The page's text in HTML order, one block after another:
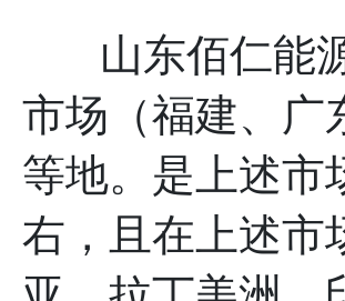
山东佰仁能源
市场（福建、广
等地。是上述市
右，且在上述市